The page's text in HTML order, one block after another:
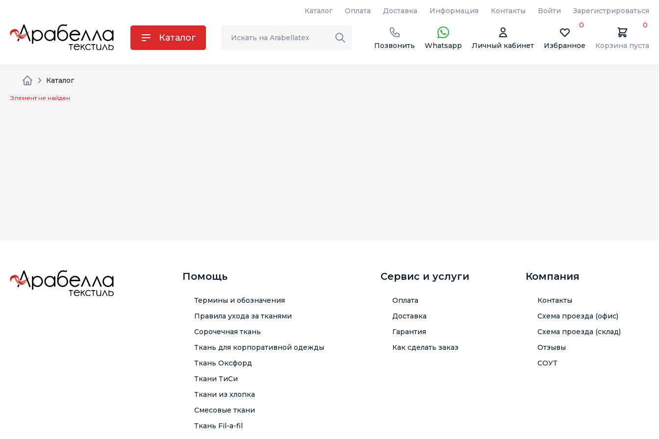
Каталог Оплата Доставка Информация Контакты Войти Зарегистрироваться
Каталог
Позвонить Whatsapp Личный кабинет Избранное
0
Корзина пуста
0
Каталог
Элемент не найден
Помощь
Термины и обозначения
Правила ухода за тканями
Сорочечная ткань
Ткань для корпоративной одежды
Ткань Оксфорд
Ткани ТиСи
Ткани из хлопка
Смесовые ткани
Ткань Fil-a-fil
Сервис и услуги
Оплата
Доставка
Гарантия
Как сделать заказ
Компания
Контакты
Схема проезда (офис)
Схема проезда (склад)
Отзывы
СОУТ